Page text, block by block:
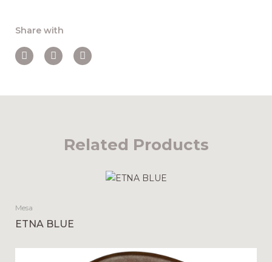
Share with
Related Products
Mesa
ETNA BLUE